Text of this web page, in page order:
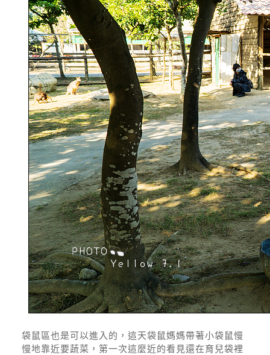
袋鼠區也是可以進入的，這天袋鼠媽媽帶著小袋鼠慢
慢地靠近要蔬菜，第一次這麼近的看見還在育兒袋裡